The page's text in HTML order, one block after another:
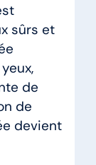
sûrs et
de
de
devient